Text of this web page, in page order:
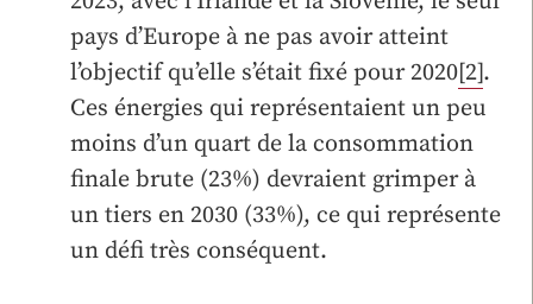
pays d’Europe à ne pas avoir atteint
l’objectif qu’elle s’était fixé pour 2020[2].
Ces énergies qui représentaient un peu
moins d’un quart de la consommation
finale brute (23%) devraient grimper à
un tiers en 2030 (33%), ce qui représente
un défi très conséquent.